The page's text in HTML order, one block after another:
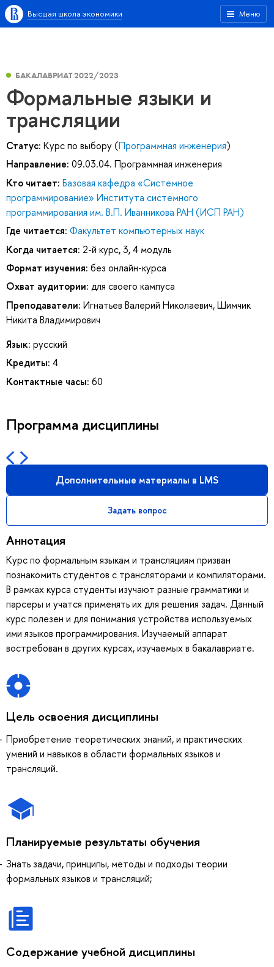
Меню
Высшая школа экономики
БАКАЛАВРИАТ 2022/2023
Формальные языки и
трансляции
Статус: Курс по выбору (Программная инженерия)
Направление: 09.03.04. Программная инженерия
Кто читает: Базовая кафедра «Системное
программирование» Института системного
программирования им. В.П. Иванникова РАН (ИСП РАН)
Где читается: Факультет компьютерных наук
Когда читается: 2-й курс, 3, 4 модуль
Формат изучения: без онлайн-курса
Охват аудитории: для своего кампуса
Преподаватели: Игнатьев Валерий Николаевич,Шимчик
Никита Владимирович
Язык: русский
Кредиты: 4
Контактные часы: 60
Программа дисциплины
Дополнительные материалы в LMS
Задать вопрос
Аннотация
Курс по формальным языкам и трансляциям призван
познакомить студентов с трансляторами и компиляторами.
В рамках курса студенты изучают разные грамматики и
парсеры и учатся применять их для решения задач. Данный
курс полезен и для понимания устройства используемых
ими языков программирования. Изучаемый аппарат
востребован в других курсах, изучаемых в бакалавриате.
Цель освоения дисциплины
Приобретение теоретических знаний, и практических
умений и навыков в области формальных языков и
трансляций.
Планируемые результаты обучения
Знать задачи, принципы, методы и подходы теории
формальных языков и трансляций;
Содержание учебной дисциплины